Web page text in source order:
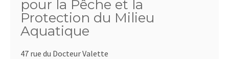
pour la Pêche et la
Protection du Milieu
Aquatique
47 rue du Docteur Valette